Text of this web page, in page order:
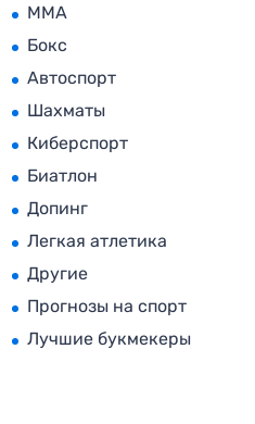
MMA
Бокс
Автоспорт
Шахматы
Киберспорт
Биатлон
Допинг
Легкая атлетика
Другие
Прогнозы на спорт
Лучшие букмекеры